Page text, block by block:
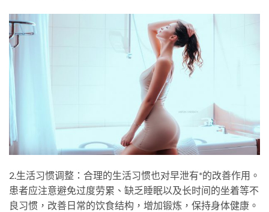
2.生活习惯调整：合理的生活习惯也对早泄有*的改善作用。
患者应注意避免过度劳累、缺乏睡眠以及长时间的坐着等不
良习惯，改善日常的饮食结构，增加锻炼，保持身体健康。